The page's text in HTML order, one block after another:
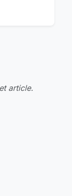
article.